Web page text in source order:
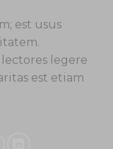
est usus
legere
est etiam